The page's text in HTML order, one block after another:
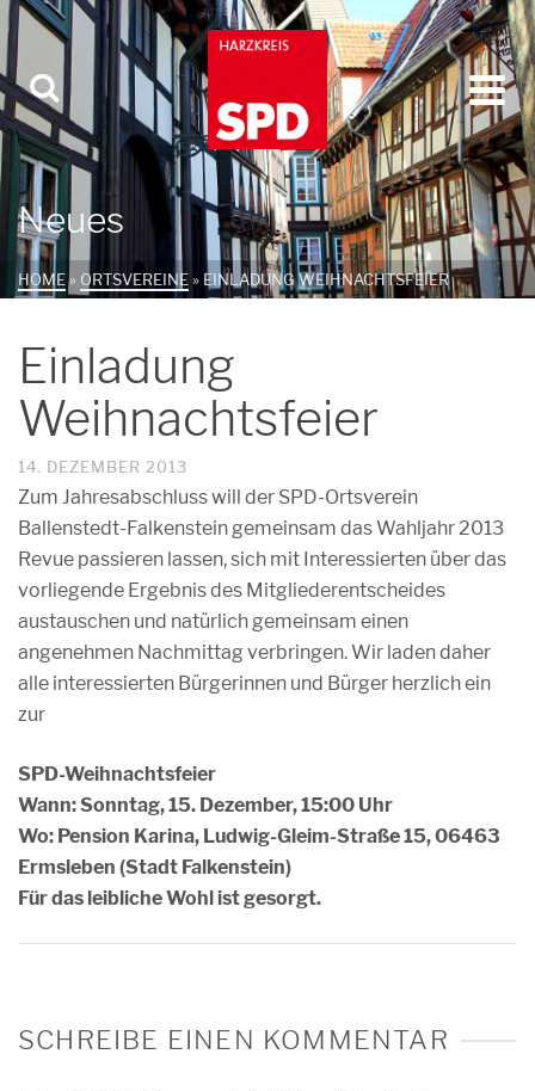
Neues
HOME » ORTSVEREINE» EINLADUNG WEIHNACHTSFEIER
Einladung
Weihnachtsfeier
14. DEZEMBER 2013
Zum Jahresabschluss will der SPD-Ortsverein
Ballenstedt-Falkenstein gemeinsam das Wahljahr 2013
Revue passieren lassen, sich mit Interessierten über das
vorliegende Ergebnis des Mitgliederentscheides
austauschen und natürlich gemeinsam einen
angenehmen Nachmittag verbringen. Wir laden daher
alle interessierten Bürgerinnen und Bürger herzlich ein
zur
SPD-Weihnachtsfeier
Wann: Sonntag, 15. Dezember, 15:00 Uhr
Wo: Pension Karina, Ludwig-Gleim-Straße 15, 06463
Ermsleben (Stadt Falkenstein)
Für das leibliche Wohl ist gesorgt.
SCHREIBE EINEN KOMMENTAR